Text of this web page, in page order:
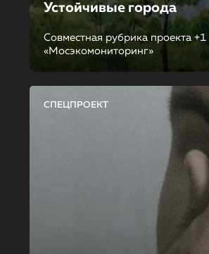
Устойчивые города
Совместная рубрика проекта
«Мосэкомониторинг»
СПЕЦПРОЕКТ